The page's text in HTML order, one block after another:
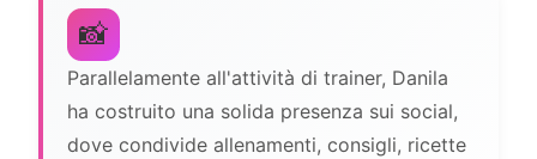
📸
Parallelamente all'attività di trainer, Danila
ha costruito una solida presenza sui social,
dove condivide allenamenti, consigli, ricette